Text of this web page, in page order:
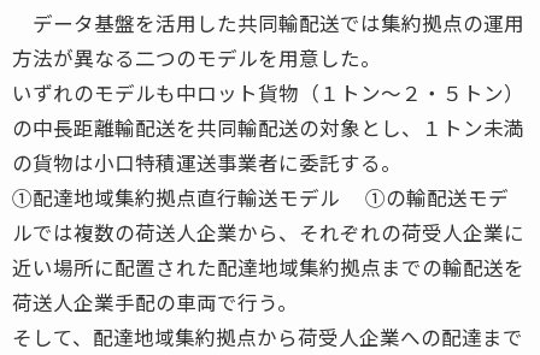
データ基盤を活用した共同輸配送では集約拠点の運用
方法が異なる二つのモデルを用意した。
いずれのモデルも中ロット貨物（１トン～２・５トン）
の中長距離輸配送を共同輸配送の対象とし、１トン未満
の貨物は小口特積運送事業者に委託する。
①配達地域集約拠点直行輸送モデル ①の輸配送モデ
ルでは複数の荷送人企業から、それぞれの荷受人企業に
近い場所に配置された配達地域集約拠点までの輸配送を
荷送人企業手配の車両で行う。
そして、配達地域集約拠点から荷受人企業への配達まで